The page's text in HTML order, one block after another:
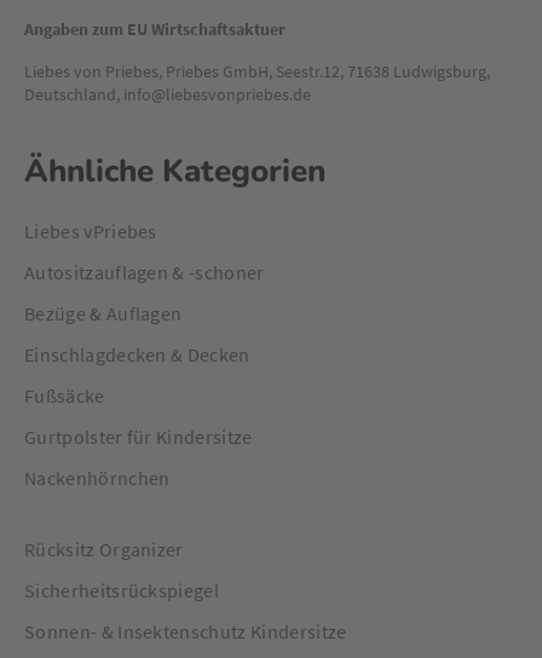
Angaben zum EU Wirtschaftsaktuer
Liebes von Priebes, Priebes GmbH, Seestr.12, 71638 Ludwigsburg,
Deutschland, info@liebesvonpriebes.de
Ähnliche Kategorien
Liebes vPriebes
Autositzauflagen & -schoner
Bezüge & Auflagen
Einschlagdecken & Decken
Fußsäcke
Gurtpolster für Kindersitze
Nackenhörnchen
Rücksitz Organizer
Sicherheitsrückspiegel
Sonnen- & Insektenschutz Kindersitze